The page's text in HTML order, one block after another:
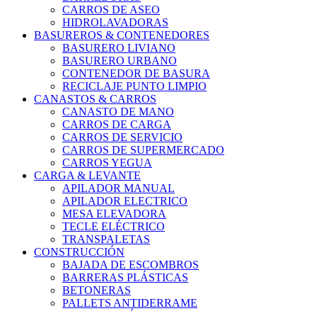
CARROS DE ASEO
HIDROLAVADORAS
BASUREROS & CONTENEDORES
BASURERO LIVIANO
BASURERO URBANO
CONTENEDOR DE BASURA
RECICLAJE PUNTO LIMPIO
CANASTOS & CARROS
CANASTO DE MANO
CARROS DE CARGA
CARROS DE SERVICIO
CARROS DE SUPERMERCADO
CARROS YEGUA
CARGA & LEVANTE
APILADOR MANUAL
APILADOR ELECTRICO
MESA ELEVADORA
TECLE ELÉCTRICO
TRANSPALETAS
CONSTRUCCIÓN
BAJADA DE ESCOMBROS
BARRERAS PLÁSTICAS
BETONERAS
PALLETS ANTIDERRAME